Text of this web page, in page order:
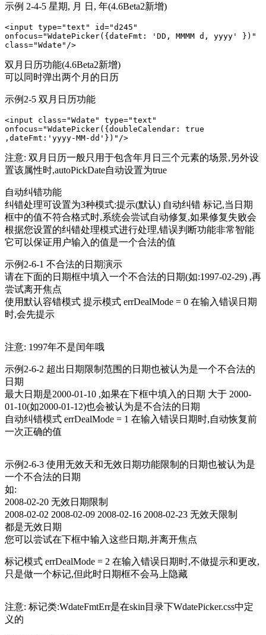
示例 2-4-5 星期, 月 日, 年(4.6Beta2新增)
<input type="text" id="d245"
οnfοcus="WdatePicker({dateFmt: 'DD, MMMM d, yyyy' })"
class="Wdate"/>
双月日历功能(4.6Beta2新增)
可以同时弹出两个月的日历
示例2-5 双月日历功能
<input class="Wdate" type="text"
οnfοcus="WdatePicker({doubleCalendar: true
,dateFmt:'yyyy-MM-dd'})"/>
注意: 双月日历一般只用于包含年月日三个元素的场景,另外设
置该属性时,autoPickDate自动设置为true
自动纠错功能
纠错处理可设置为3种模式:提示(默认) 自动纠错 标记,当日期
框中的值不符合格式时,系统会尝试自动修复,如果修复失败会
根据您设置的纠错处理模式进行处理,错误判断功能非常智能
它可以保证用户输入的值是一个合法的值
示例2-6-1 不合法的日期演示
请在下面的日期框中填入一个不合法的日期(如:1997-02-29) ,再
尝试离开焦点
使用默认容错模式 提示模式 errDealMode = 0 在输入错误日期
时,会先提示
注意: 1997年不是闰年哦
示例2-6-2 超出日期限制范围的日期也被认为是一个不合法的
日期
最大日期是2000-01-10 ,如果在下框中填入的日期 大于 2000-
01-10(如2000-01-12)也会被认为是不合法的日期
自动纠错模式 errDealMode = 1 在输入错误日期时,自动恢复前
一次正确的值
示例2-6-3 使用无效天和无效日期功能限制的日期也被认为是
一个不合法的日期
如:
2008-02-20 无效日期限制
2008-02-02 2008-02-09 2008-02-16 2008-02-23 无效天限制
都是无效日期
您可以尝试在下框中输入这些日期,并离开焦点
标记模式 errDealMode = 2 在输入错误日期时,不做提示和更改,
只是做一个标记,但此时日期框不会马上隐藏
注意: 标记类:WdateFmtErr是在skin目录下WdatePicker.css中定
义的